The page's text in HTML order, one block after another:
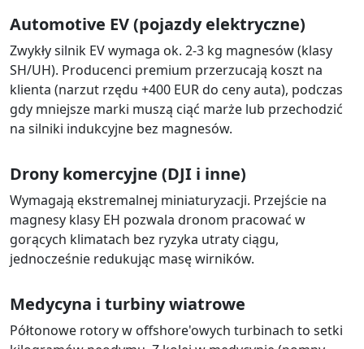
Automotive EV (pojazdy elektryczne)
Zwykły silnik EV wymaga ok. 2-3 kg magnesów (klasy
SH/UH). Producenci premium przerzucają koszt na
klienta (narzut rzędu +400 EUR do ceny auta), podczas
gdy mniejsze marki muszą ciąć marże lub przechodzić
na silniki indukcyjne bez magnesów.
Drony komercyjne (DJI i inne)
Wymagają ekstremalnej miniaturyzacji. Przejście na
magnesy klasy EH pozwala dronom pracować w
gorących klimatach bez ryzyka utraty ciągu,
jednocześnie redukując masę wirników.
Medycyna i turbiny wiatrowe
Półtonowe rotory w offshore'owych turbinach to setki